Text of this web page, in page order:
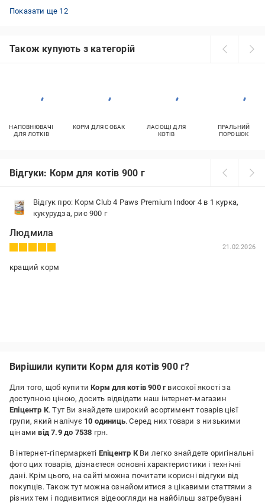
Гіпоалергенний вологий корм для котів
Сухий корм для літніх кішок
Вологий корм для котів Клуб 4 лапы
Сухий корм для котів Пан Кот
Корм для кошенят Josera
Сухий корм для котів Cat Chow
Корм для кошенят Optimeal
Корм для кошенят Brit
Вологий корм для котів Brit
Вологий корм для котів холістік
Вологий корм для котів Happy Cat
Корм для котів преміум сухий корм
Показати ще 12
Також купують з категорій
НАПОВНЮВАЧІ
ДЛЯ ЛОТКІВ
КОРМ ДЛЯ СОБАК
ЛАСОЩІ ДЛЯ
КОТІВ
ПРАЛЬНИЙ
ПОРОШОК
Відгуки: Корм для котів 900 г
Відгук про: Корм Club 4 Paws Premium Indoor 4 в 1 курка,
кукурудза, рис 900 г
Людмила
21.02.2026
кращий корм
Вирішили купити Корм для котів 900 г?
Для того, щоб купитиКорм для котів 900 гвисокої якості за
доступною ціною, досить відвідати наш інтернет-магазин
Епіцентр К. Тут Ви знайдете широкий асортимент товарів цієї
групи, який налічує 10 одиниць. Серед них товари з низькими
цінамивід 7.9 до 7538 грн.
В інтернет-гіпермаркеті Епіцентр КВи легко знайдете оригінальні
фото цих товарів, дізнаєтеся основні характеристики і технічні
дані. Крім цього, на сайті можна почитати корисні відгуки від
покупців. Також тут можна ознайомитися з цікавими статтями з
різних тем і подивитися відеоогляди на найбільш затребувані